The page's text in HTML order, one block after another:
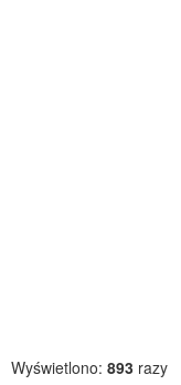
Wyświetlono: 893 razy